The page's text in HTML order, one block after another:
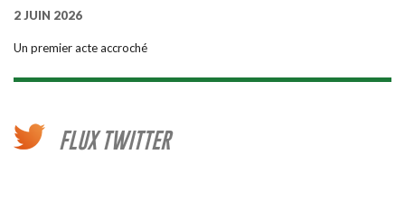
2 JUIN 2026
Un premier acte accroché
FLUX TWITTER